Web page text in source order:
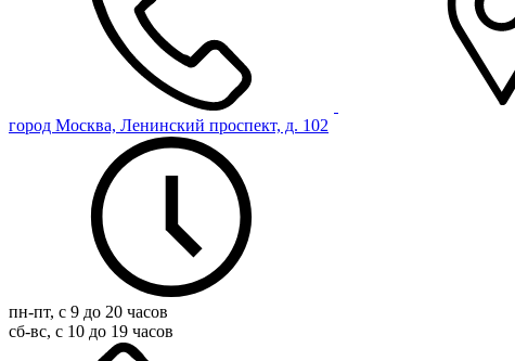
город Москва, Ленинский проспект, д. 102
пн-пт, с 9 до 20 часов
сб-вс, с 10 до 19 часов